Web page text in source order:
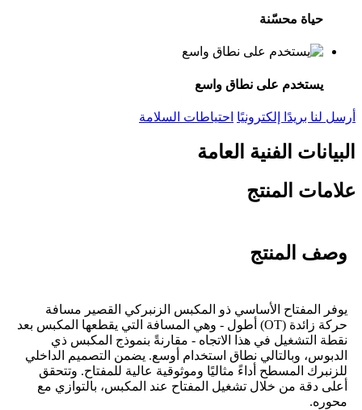
حياة محسّنة
يستخدم على نطاق واسع
أرسل لنا بريدًا إلكترونيًا احتياطات السلامة
البيانات الفنية العامة
علامات المنتج
وصف المنتج
يوفر المفتاح الأساسي ذو المكبس الزنبركي القصير مسافة
حركة زائدة (OT) أطول - وهي المسافة التي يقطعها المكبس بعد
نقطة التشغيل في هذا الاتجاه - مقارنةً بنموذج المكبس ذي
الدبوس، وبالتالي نطاق استخدام أوسع. يضمن التصميم الداخلي
للزنبرك المسطح أداءً مثاليًا وموثوقية عالية للمفتاح. وتتحقق
أعلى دقة من خلال تشغيل المفتاح عند المكبس، بالتوازي مع
محوره.